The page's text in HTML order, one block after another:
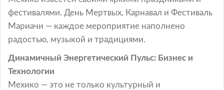
фестивалями. День Мертвых, Карнавал и Фестиваль
Мариачи — каждое мероприятие наполнено
радостью, музыкой и традициями.
Динамичный Энергетический Пульс: Бизнес и
Технологии
Мехико — это не только культурный и